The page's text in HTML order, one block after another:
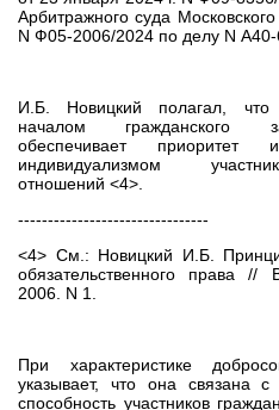
Арбитражного суда
N Ф05-2006/2024 по делу N А40-
И.Б. Новицкий полагал, что
началом гражданского
обеспечивает приоритет
индивидуализмом
отношений <4>.
--------------------------------
<4> См.: Новицкий И.Б.
обязательственного права //
2006. N 1.
При характеристике
указывает, что она связана
способность участников